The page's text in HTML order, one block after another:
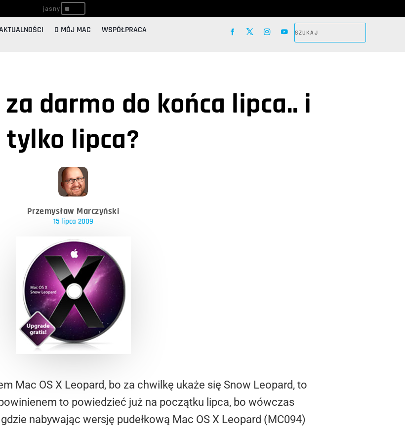
^
O MÓJ MAC WSPÓŁPRACA
darmo do końca lipca.. i
tylko lipca?
Przemysław Marczyński
15 lipca 2009
Mac OS X Leopard, bo za chwilkę ukaże się Snow Leopard, to
to powiedzieć już na początku lipca, bo wówczas
nabywając wersję pudełkową Mac OS X Leopard (MC094)